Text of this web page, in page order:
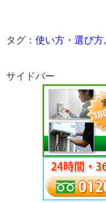
タグ： 使い方・選び方,
サイドバー